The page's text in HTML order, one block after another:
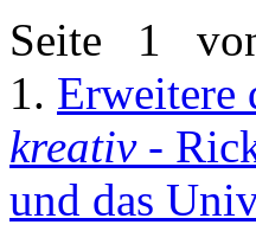
Seite 1
1. Erweitere
kreativ-
und das